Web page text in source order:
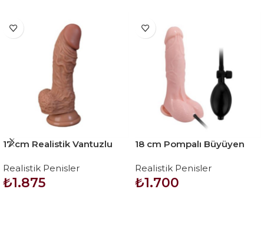
17 cm Realistik Vantuzlu
Realistik Penisler
₺1.875
18 cm Pompalı Büyüyen
Dildo Mastürbatör
Realistik Penisler
₺1.700